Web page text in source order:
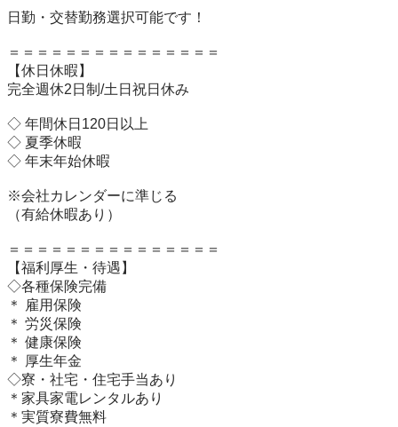
日勤・交替勤務選択可能です！
＝＝＝＝＝＝＝＝＝＝＝＝＝＝＝
【休日休暇】
完全週休2日制/土日祝日休み
◇ 年間休日120日以上
◇ 夏季休暇
◇ 年末年始休暇
※会社カレンダーに準じる
（有給休暇あり）
＝＝＝＝＝＝＝＝＝＝＝＝＝＝＝
【福利厚生・待遇】
◇各種保険完備
＊ 雇用保険
＊ 労災保険
＊ 健康保険
＊ 厚生年金
◇寮・社宅・住宅手当あり
＊家具家電レンタルあり
＊実質寮費無料